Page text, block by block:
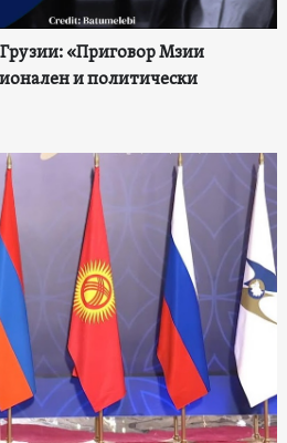
«Приговор Мзии
и политически